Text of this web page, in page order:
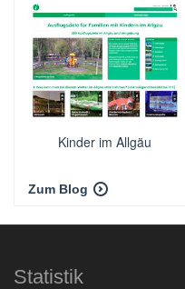
Kinder im Allgäu
Zum Blog
Statistik